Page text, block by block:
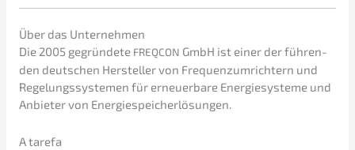
Über das Unternehmen
Die 2005 gegrün­de­te FREQCON GmbH ist einer der führen­
den deutschen Herstel­ler von Frequenz­um­rich­tern und
Regelungs­sys­te­men für erneu­er­ba­re Energie­sys­te­me und
Anbie­ter von Energiespeicherlösungen.
A tarefa